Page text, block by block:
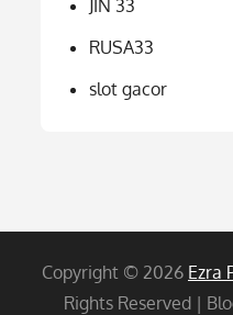
JIN 33
RUSA33
slot gacor
Copyright © 2026 Ezra
Rights Reserved |